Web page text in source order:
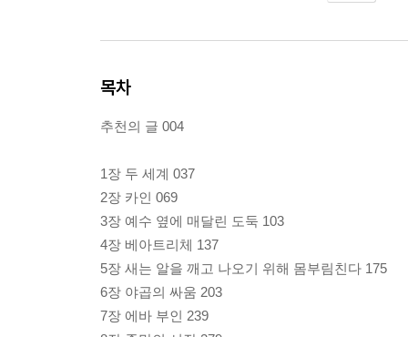
목차
추천의 글 004
1장 두 세계 037
2장 카인 069
3장 예수 옆에 매달린 도둑 103
4장 베아트리체 137
5장 새는 알을 깨고 나오기 위해 몸부림친다 175
6장 야곱의 싸움 203
7장 에바 부인 239